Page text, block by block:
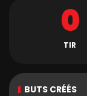
0
TIR
BUTS CRÉÉS